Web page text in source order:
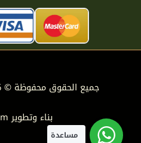
جميع الحقوق محفوظة © 2026 مكتبة دار الفوائد
بناء وتطويرProTasmim
مساعدة